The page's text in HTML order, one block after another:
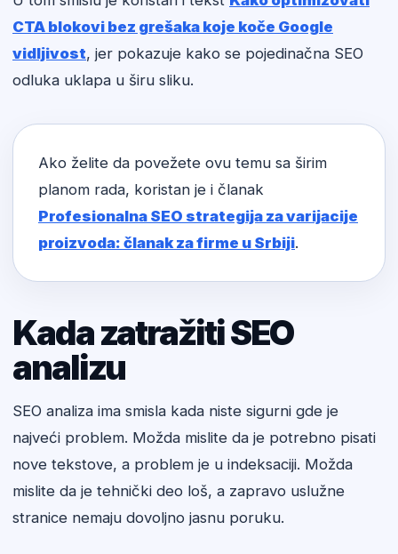
CTA blokovi bez grešaka koje koče Google
vidljivost, jer pokazuje kako se pojedinačna SEO
odluka uklapa u širu sliku.
Ako želite da povežete ovu temu sa širim
planom rada, koristan je i članak
Profesionalna SEO strategija za varijacije
proizvoda: članak za firme u Srbiji.
Kada zatražiti SEO
analizu
SEO analiza ima smisla kada niste sigurni gde je
najveći problem. Možda mislite da je potrebno pisati
nove tekstove, a problem je u indeksaciji. Možda
mislite da je tehnički deo loš, a zapravo uslužne
stranice nemaju dovoljno jasnu poruku.